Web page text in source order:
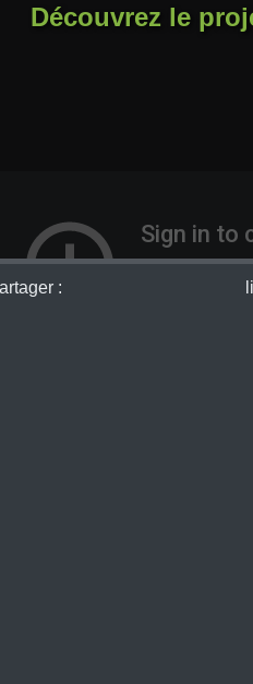
Découvrez le
: